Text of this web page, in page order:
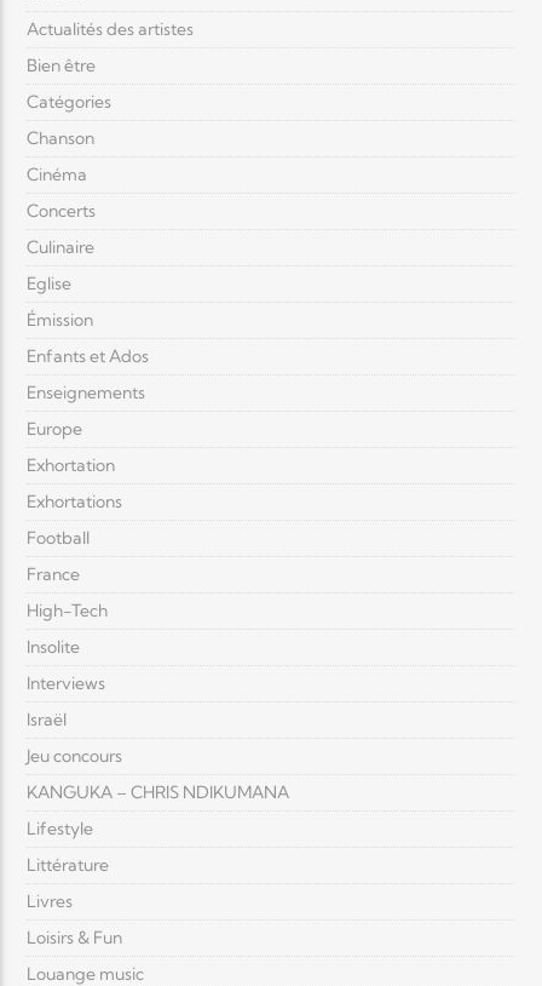
Actualités des artistes
Bien être
Catégories
Chanson
Cinéma
Concerts
Culinaire
Eglise
Émission
Enfants et Ados
Enseignements
Europe
Exhortation
Exhortations
Football
France
High-Tech
Insolite
Interviews
Israël
Jeu concours
KANGUKA – CHRIS NDIKUMANA
Lifestyle
Littérature
Livres
Loisirs & Fun
Louange music